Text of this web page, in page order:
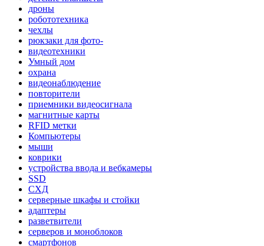
дроны
робототехника
чехлы
рюкзаки для фото-
видеотехники
Умный дом
охрана
видеонаблюдение
повторители
приемники видеосигнала
магнитные карты
RFID метки
Компьютеры
мыши
коврики
устройства ввода и вебкамеры
SSD
СХД
серверные шкафы и стойки
адаптеры
разветвители
серверов и моноблоков
смартфонов